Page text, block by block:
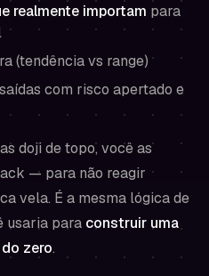
realmente importam para
(tendência vs range)
com risco apertado e
doji de topo, você as
— para não reagir
vela. É a mesma lógica de
usaria para construir uma
zero.